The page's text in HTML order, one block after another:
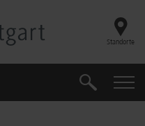
Standorte
Suche